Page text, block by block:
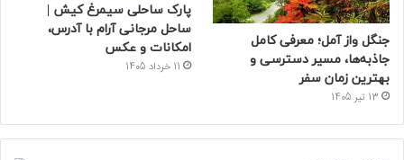
جنگل واز آمل؛ معرفی کامل
جاذبه‌ها، مسیر دسترسی و
بهترین زمان سفر
13 تیر 1405
پارک ساحلی سیمرغ کیش |
ساحل مرجانی آرام با آدرس،
امکانات و عکس
11 خرداد 1405